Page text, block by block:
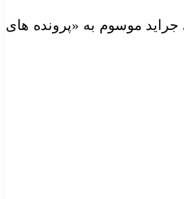
موسوم به «پرونده های